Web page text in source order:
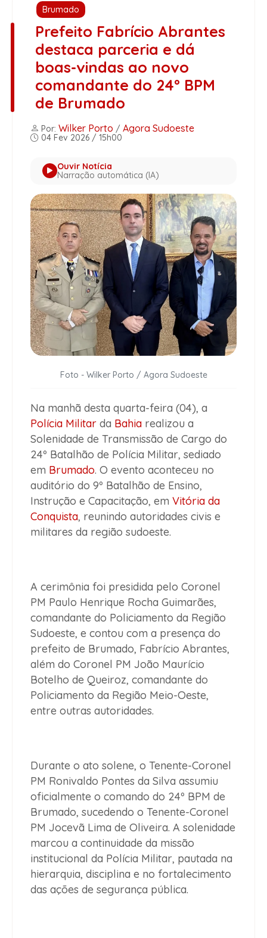
Brumado
Prefeito Fabrício Abrantes
destaca parceria e dá
boas-vindas ao novo
comandante do 24º BPM
de Brumado
Por: Wilker Porto / Agora Sudoeste
04 Fev 2026 / 15h00
Ouvir Notícia
Narração automática (IA)
Foto - Wilker Porto / Agora Sudoeste
Na manhã desta quarta-feira (04), a
Polícia Militar da Bahia realizou a
Solenidade de Transmissão de Cargo do
24º Batalhão de Polícia Militar, sediado
em Brumado. O evento aconteceu no
auditório do 9º Batalhão de Ensino,
Instrução e Capacitação, em Vitória da
Conquista, reunindo autoridades civis e
militares da região sudoeste.
A cerimônia foi presidida pelo Coronel
PM Paulo Henrique Rocha Guimarães,
comandante do Policiamento da Região
Sudoeste, e contou com a presença do
prefeito de Brumado, Fabrício Abrantes,
além do Coronel PM João Maurício
Botelho de Queiroz, comandante do
Policiamento da Região Meio-Oeste,
entre outras autoridades.
Durante o ato solene, o Tenente-Coronel
PM Ronivaldo Pontes da Silva assumiu
oficialmente o comando do 24º BPM de
Brumado, sucedendo o Tenente-Coronel
PM Jocevã Lima de Oliveira. A solenidade
marcou a continuidade da missão
institucional da Polícia Militar, pautada na
hierarquia, disciplina e no fortalecimento
das ações de segurança pública.